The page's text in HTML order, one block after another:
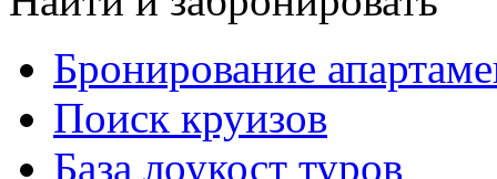
Бронирование
Поиск круизов
База лоукост туров